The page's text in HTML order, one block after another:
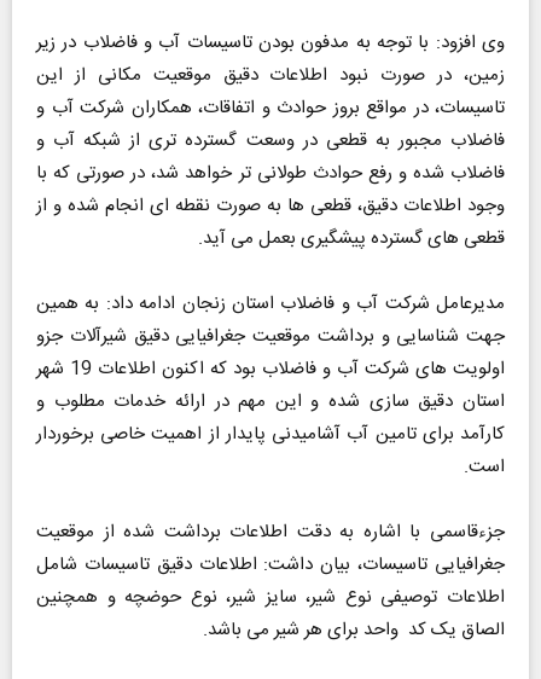
وی افزود: با توجه به مدفون بودن تاسیسات آب و فاضلاب در زیر
زمین، در صورت نبود اطلاعات دقیق موقعیت مکانی از این
تاسیسات، در مواقع بروز حوادث و اتفاقات، همکاران شرکت آب و
فاضلاب مجبور به قطعی در وسعت گسترده تری از شبکه آب و
فاضلاب شده و رفع حوادث طولانی تر خواهد شد، در صورتی که با
وجود اطلاعات دقیق، قطعی ها به صورت نقطه ای انجام شده و از
قطعی های گسترده پیشگیری بعمل می آید.
مدیرعامل شرکت آب و فاضلاب استان زنجان ادامه داد: به همین
جهت شناسایی و برداشت موقعیت جغرافیایی دقیق شیرآلات جزو
اولویت های شرکت آب و فاضلاب بود که اکنون اطلاعات 19 شهر
استان دقیق سازی شده و این مهم در ارائه خدمات مطلوب و
کارآمد برای تامین آب آشامیدنی پایدار از اهمیت خاصی برخوردار
است.
جزءقاسمی با اشاره به دقت اطلاعات برداشت شده از موقعیت
جغرافیایی تاسیسات، بیان داشت: اطلاعات دقیق تاسیسات شامل
اطلاعات توصیفی نوع شیر، سایز شیر، نوع حوضچه و همچنین
الصاق یک کد واحد برای هر شیر می باشد.